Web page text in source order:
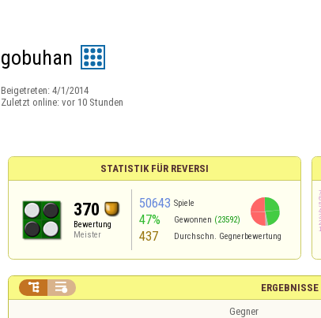
gobuhan
Beigetreten: 4/1/2014
Zuletzt online: vor 10 Stunden
STATISTIK FÜR REVERSI
370
Bewertung
Meister
50643 Spiele
47% Gewonnen (23592)
437 Durchschn. Gegnerbewertung
ERGEBNISSE
 
Gegner